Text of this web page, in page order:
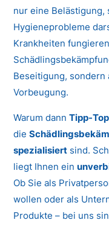
nur eine Belästigung,
Hygieneprobleme
Krankheiten
Beseitigung, sondern
Vorbeugung.
Warum dannTipp-
die
spezialisiert sind.
liegt Ihnen ein
Ob Sie als
wollen oder als
Produkte – bei uns